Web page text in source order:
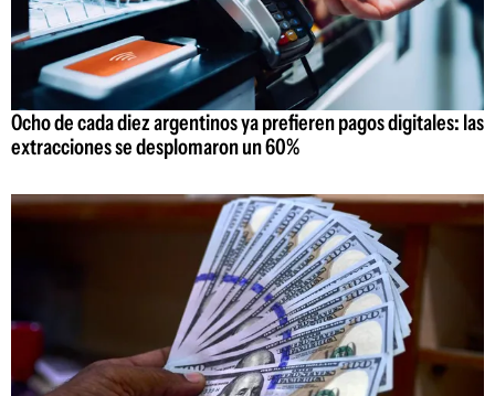
Ocho de cada diez argentinos ya prefieren pagos digitales: las
extracciones se desplomaron un 60%